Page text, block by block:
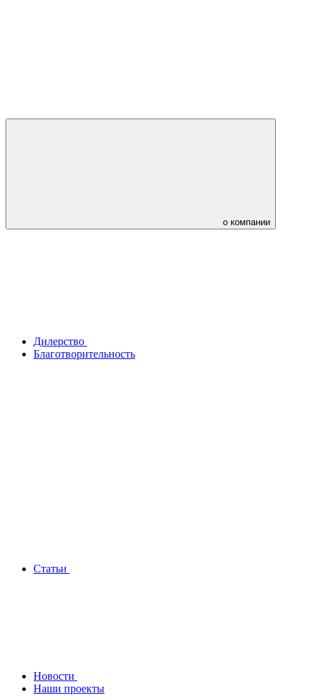
о компании
Дилерство
Благотворительность
Статьи
Новости
Наши проекты